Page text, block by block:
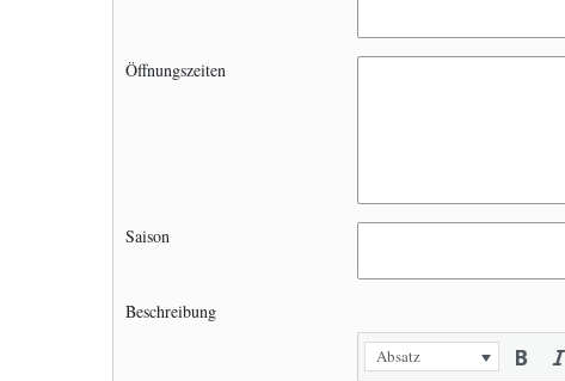
Öffnungszeiten
Saison
Beschreibung
Absatz